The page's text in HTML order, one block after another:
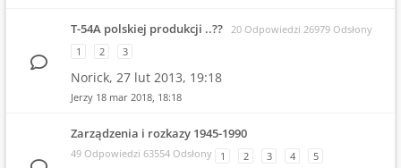
T-54A polskiej produkcji ..?? 20 Odpowiedzi 26979 Odsłony
1
2 3
Norick, 27 lut 2013, 19:18
Jerzy 18 mar 2018, 18:18
Zarządzenia i rozkazy 1945-1990
49 Odpowiedzi 63554 Odsłony 1 2 3 4 5